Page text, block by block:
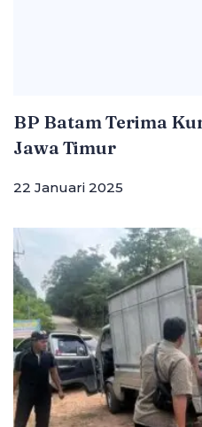
BP Batam Terima
Jawa Timur
22 Januari 2025